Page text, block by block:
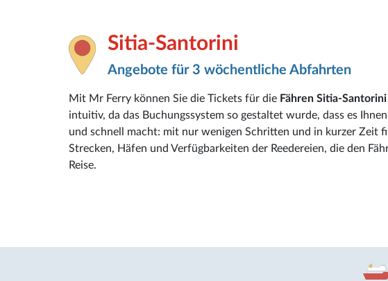
Sitia-Santorini
Angebote für 3 wöchentliche Abfahrten
Mit Mr Ferry können Sie die Tickets für die Fähren Sitia-Santorini
intuitiv, da das Buchungssystem so gestaltet wurde, dass es
und schnell macht: mit nur wenigen Schritten und in kurzer Zeit
Strecken, Häfen und Verfügbarkeiten der Reedereien, die den
Reise.